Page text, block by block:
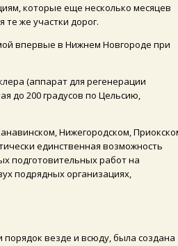
которые еще несколько месяцев
же участки дорог.
впервые в Нижнем Новгороде при
(аппарат для регенерации
до 200 градусов по Цельсию,
Нижегородском,
единственная возможность
подготовительных работ на
подрядных организациях,
везде и всюду, была создана